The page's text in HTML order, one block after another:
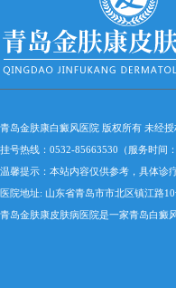
青岛金肤康白癜风医院 版权所有 未经
挂号热线：0532-85663530（服务时间
温馨提示：本站内容仅供参考，具体诊
医院地址: 山东省青岛市市北区镇江路
青岛金肤康皮肤病医院是一家青岛白癜